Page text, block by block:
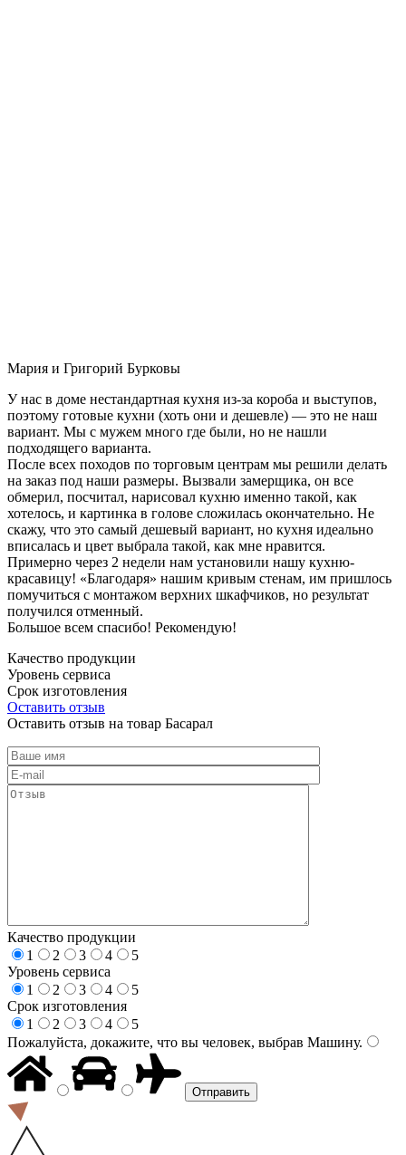
Мария и Григорий Бурковы
У нас в доме нестандартная кухня из-за короба и выступов,
поэтому готовые кухни (хоть они и дешевле) — это не наш
вариант. Мы с мужем много где были, но не нашли
подходящего варианта.
После всех походов по торговым центрам мы решили делать
на заказ под наши размеры. Вызвали замерщика, он все
обмерил, посчитал, нарисовал кухню именно такой, как
хотелось, и картинка в голове сложилась окончательно. Не
скажу, что это самый дешевый вариант, но кухня идеально
вписалась и цвет выбрала такой, как мне нравится.
Примерно через 2 недели нам установили нашу кухню-
красавицу! «Благодаря» нашим кривым стенам, им пришлось
помучиться с монтажом верхних шкафчиков, но результат
получился отменный.
Большое всем спасибо! Рекомендую!
Качество продукции
Уровень сервиса
Срок изготовления
Оставить отзыв
Оставить отзыв на товар Басарал
Качество продукции
1
2 3 4
5
Уровень сервиса
1
2 3 4
5
Срок изготовления
1
2 3 4
5
Пожалуйста, докажите, что вы человек, выбрав Машину.